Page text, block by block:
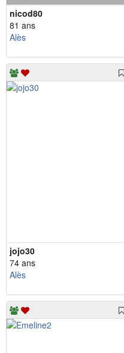
nicod80
81 ans
Alès
jojo30
74 ans
Alès